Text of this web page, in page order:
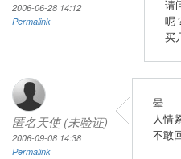
2006-06-28 14:12
Permalink
请
呢
买
匿名天使 (未验证)
2006-09-08 14:38
Permalink
晕
人情
不敢